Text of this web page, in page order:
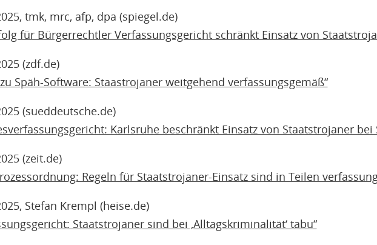
tmk, mrc, afp, dpa (spiegel.de)
für Bürgerrechtler Verfassungsgericht schränkt Einsatz von
(zdf.de)
Späh-Software: Staastrojaner weitgehend verfassungsgemäß“
(sueddeutsche.de)
Karlsruhe beschränkt Einsatz von Staatstrojaner bei
(zeit.de)
Regeln für Staatstrojaner-Einsatz sind in Teilen
Stefan Krempl (heise.de)
Staatstrojaner sind bei ‚Alltagskriminalität‘ tabu“